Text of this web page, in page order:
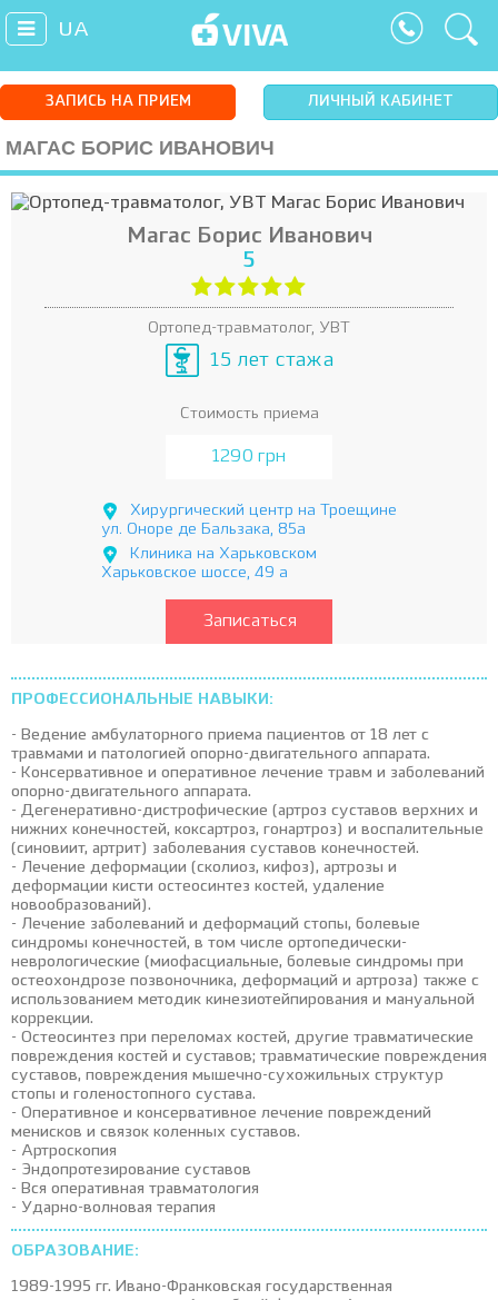
UA
ЗАПИСЬ НА ПРИЕМ ЛИЧНЫЙ КАБИНЕТ
МАГАС БОРИС ИВАНОВИЧ
Магас Борис Иванович
5
Ортопед-травматолог, УВТ
15 лет стажа
Стоимость приема
1290 грн
Хирургический центр на Троещине
ул. Оноре де Бальзака, 85а
Клиника на Харьковском
Харьковское шоссе, 49 а
Записаться
ПРОФЕССИОНАЛЬНЫЕ НАВЫКИ:
- Ведение амбулаторного приема пациентов от 18 лет с
травмами и патологией опорно-двигательного аппарата.
- Консервативное и оперативное лечение травм и заболеваний
опорно-двигательного аппарата.
- Дегенеративно-дистрофические (артроз суставов верхних и
нижних конечностей, коксартроз, гонартроз) и воспалительные
(синовиит, артрит) заболевания суставов конечностей.
- Лечение деформации (сколиоз, кифоз), артрозы и
деформации кисти остеосинтез костей, удаление
новообразований).
- Лечение заболеваний и деформаций стопы, болевые
синдромы конечностей, в том числе ортопедически-
неврологические (миофасциальные, болевые синдромы при
остеохондрозе позвоночника, деформаций и артроза) также с
использованием методик кинезиотейпирования и мануальной
коррекции.
- Остеосинтез при переломах костей, другие травматические
повреждения костей и суставов; травматические повреждения
суставов, повреждения мышечно-сухожильных структур
стопы и голеностопного сустава.
- Оперативное и консервативное лечение повреждений
менисков и связок коленных суставов.
- Артроскопия
- Эндопротезирование суставов
- Вся оперативная травматология
- Ударно-волновая терапия
ОБРАЗОВАНИЕ:
1989-1995 гг. Ивано-Франковская государственная